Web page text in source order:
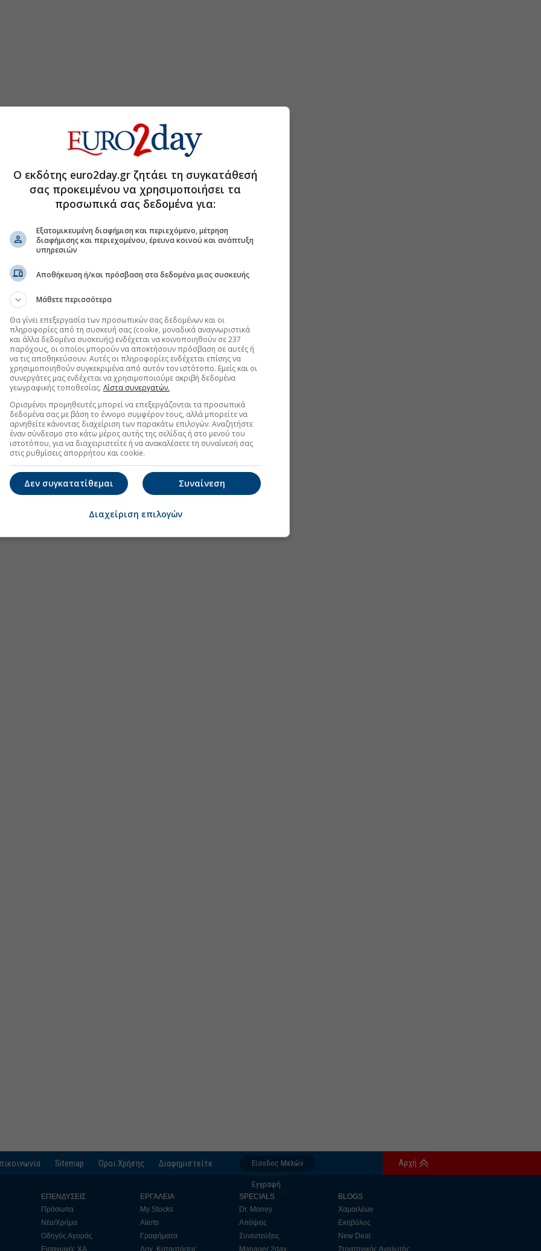
(21:51 14/10/2025)
(12:00 13/10/2025)
(21:59 10/10/2025)
(10:43 10/10/2025)
(21:59 09/10/2025)
(08:36 09/10/2025)
Sitemap Οροι Χρήσης Διαφημιστείτε Είσοδος Μελών
Εγγραφή
Αρχή
ΕΠΕΝΔΥΣΕΙΣ
Πρόσωπα
Νέα/Χρήμα
Οδηγός Αγοράς
Εισαγωγές ΧΑ
ΕΡΓΑΛΕΙΑ
My Stocks
Alerts
Γραφήματα
Λογ. Καταστάσεις
SPECIALS
Dr. Money
Απόψεις
Συνεντεύξεις
Manager 2day
BLOGS
Χαμαιλέων
Εκηβόλος
New Deal
Στρατηγικός Αναλυτής
Ο εκδότης euro2day.gr ζητάει τη συγκατάθεσή
σας προκειμένου να χρησιμοποιήσει τα
προσωπικά σας δεδομένα για:
Εξατομικευμένη διαφήμιση και περιεχόμενο, μέτρηση
διαφήμισης και περιεχομένου, έρευνα κοινού και ανάπτυξη
υπηρεσιών
Αποθήκευση ή/και πρόσβαση στα δεδομένα μιας συσκευής
Μάθετε περισσότερα
Θα γίνει επεξεργασία των προσωπικών σας δεδομένων και οι
πληροφορίες από τη συσκευή σας (cookie, μοναδικά αναγνωριστικά
και άλλα δεδομένα συσκευής) ενδέχεται να κοινοποιηθούν σε 237
παρόχους, οι οποίοι μπορούν να αποκτήσουν πρόσβαση σε αυτές ή
να τις αποθηκεύσουν. Αυτές οι πληροφορίες ενδέχεται επίσης να
χρησιμοποιηθούν συγκεκριμένα από αυτόν τον ιστότοπο. Εμείς και οι
συνεργάτες μας ενδέχεται να χρησιμοποιούμε ακριβή δεδομένα
γεωγραφικής τοποθεσίας. Λίστα συνεργατών.
Ορισμένοι προμηθευτές μπορεί να επεξεργάζονται τα προσωπικά
δεδομένα σας με βάση το έννομο συμφέρον τους, αλλά μπορείτε να
αρνηθείτε κάνοντας διαχείριση των παρακάτω επιλογών. Αναζητήστε
έναν σύνδεσμο στο κάτω μέρος αυτής της σελίδας ή στο μενού του
ιστοτόπου, για να διαχειριστείτε ή να ανακαλέσετε τη συναίνεσή σας
στις ρυθμίσεις απορρήτου και cookie.
Συναίνεση
Δεν συγκατατίθεμαι
Διαχείριση επιλογών